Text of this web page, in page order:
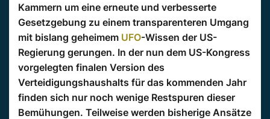
Kammern um eine erneute und verbesserte
Gesetzgebung zu einem transparenteren Umgang
mit bislang geheimem UFO-Wissen der US-
Regierung gerungen. In der nun dem US-Kongress
vorgelegten finalen Version des
Verteidigungshaushalts für das kommenden Jahr
finden sich nur noch wenige Restspuren dieser
Bemühungen. Teilweise werden bisherige Ansätze